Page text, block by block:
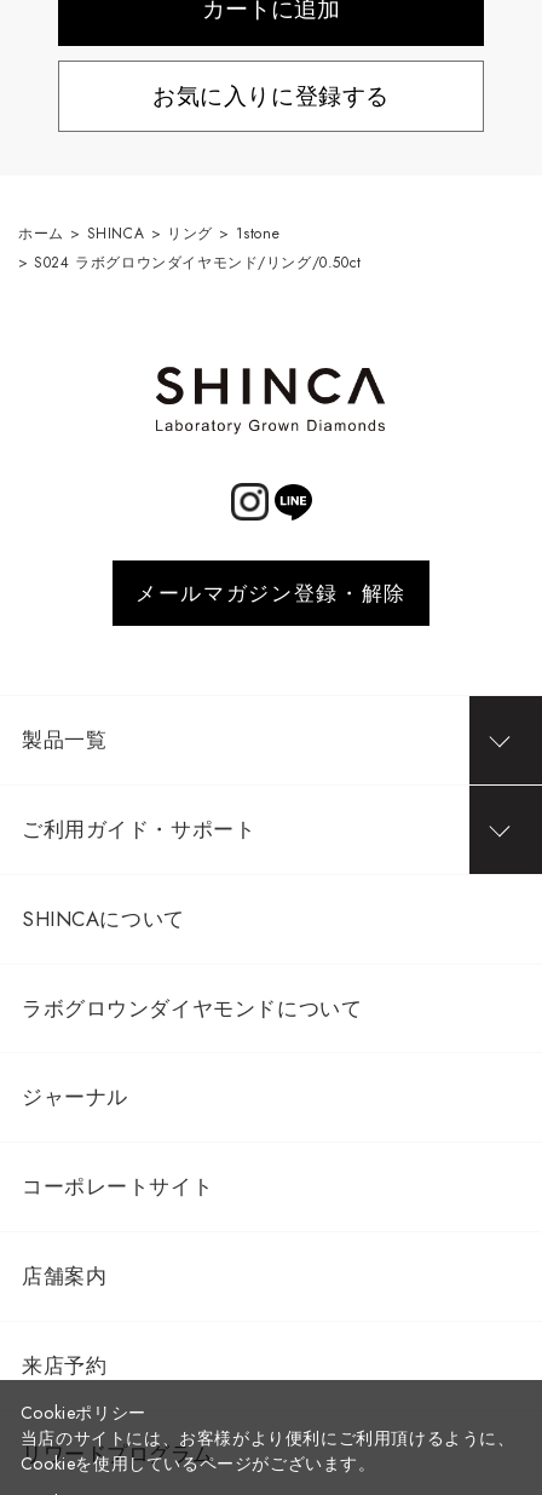
お気に入りに登録する
ホーム > SHINCA > リング > 1stone
>S024 ラボグロウンダイヤモンド/リング/0.50ct
メールマガジン登録・解除
製品一覧
ご利用ガイド・サポート
SHINCAについて
ラボグロウンダイヤモンドについて
ジャーナル
コーポレートサイト
店舗案内
来店予約
リワードプログラム
Cookieポリシー
当店のサイトには、お客様がより便利にご利用頂けるように、
Cookieを使用しているページがございます。